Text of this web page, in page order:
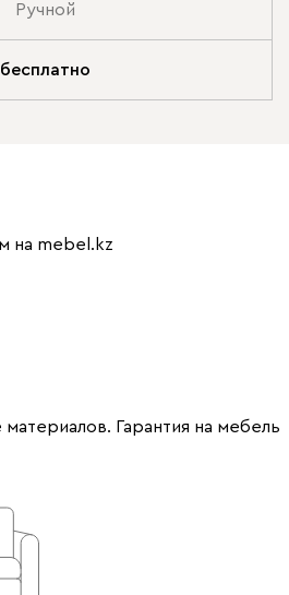
Ручной
бесплатно
на mebel.kz
Гарантия на мебель